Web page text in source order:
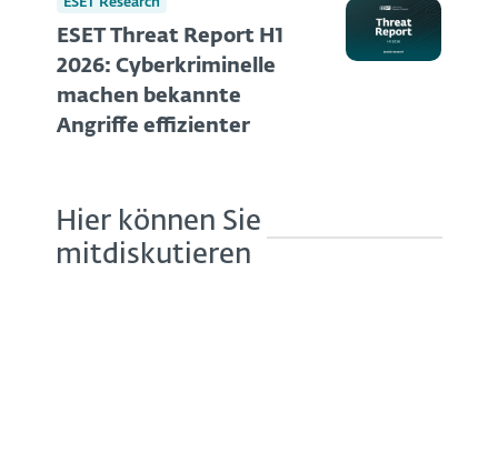
ESET Threat Report H1
2026: Cyberkriminelle
machen bekannte
Angriffe effizienter
Hier können Sie
mitdiskutieren